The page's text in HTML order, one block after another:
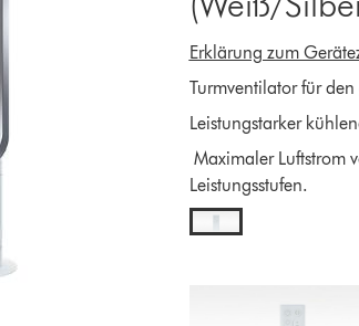
Erklärung zum
Turmventilator für den
Leistungstarker
Maximaler Luftstrom
Leistungsstufen.